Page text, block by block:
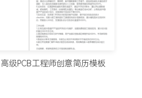
具推荐（2026）
5678阅读
，国内外精选推荐
高级PCB工程师创意简历模板